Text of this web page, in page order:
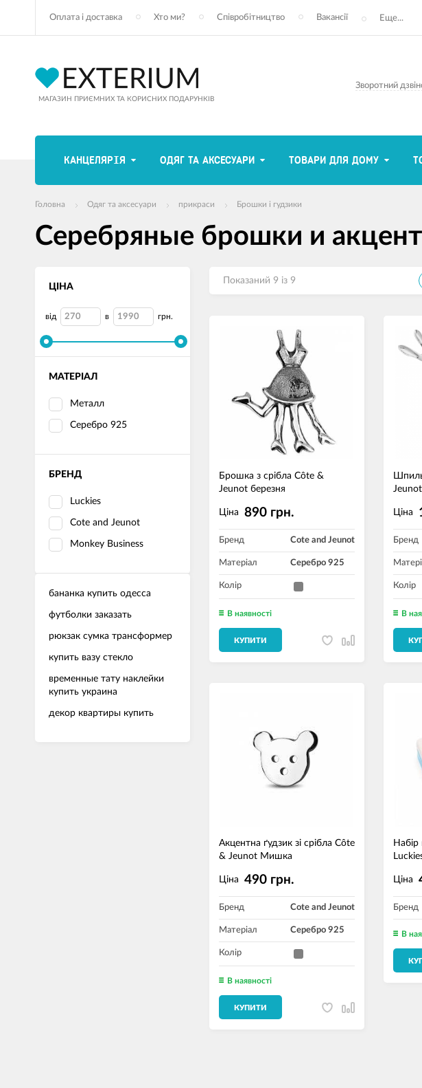
Оплата і доставка Хто ми? Співробітництво Вакансії Еще...
МАГАЗИН ПРИЄМНИХ ТА КОРИСНИХ ПОДАРУНКІВ
Зворотний
КАНЦЕЛЯРІЯ ОДЯГ ТА АКСЕСУАРИ ТОВАРИ ДЛЯ ДОМУ
Головна Одяг та аксесуари прикраси Брошки і гудзики
Серебряные брошки и
ЦІНА
від в грн.
МАТЕРІАЛ
Металл
Серебро 925
БРЕНД
Luckies
Cote and Jeunot
Monkey Business
бананка купить одесса
футболки заказать
рюкзак сумка трансформер
купить вазу стекло
временные тату наклейки
купить украина
декор квартиры купить
Показаний 9 із 9
Брошка з срібла Côte &
Jeunot березня
Ціна 890 грн.
Бренд Cote and Jeunot
Матеріал Серебро 925
Колір
В наявності
КУПИТИ
Jeunot
Ціна
Бренд
Колір
В
Акцентна ґудзик зі срібла Côte
& Jeunot Мишка
Ціна 490 грн.
Бренд Cote and Jeunot
Матеріал Серебро 925
Колір
В наявності
КУПИТИ
Набір
Ціна
Бренд
В